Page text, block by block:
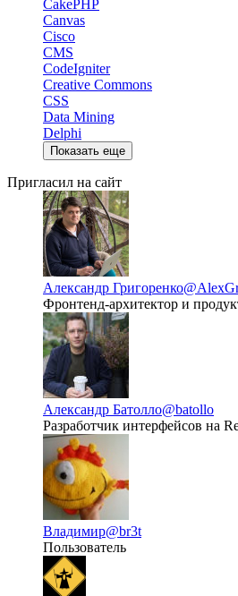
CakePHP
Canvas
Cisco
CMS
CodeIgniter
Creative Commons
CSS
Data Mining
Delphi
Показать еще
Пригласил на сайт
Александр Григоренко
Фронтенд-архитектор и
Александр Батолло@batollo
Разработчик интерфейсов на
Владимир@br3t
Пользователь